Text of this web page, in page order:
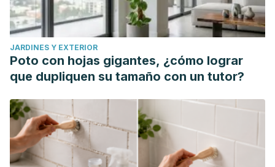
JARDINES Y EXTERIOR
Poto con hojas gigantes, ¿cómo lograr
que dupliquen su tamaño con un tutor?